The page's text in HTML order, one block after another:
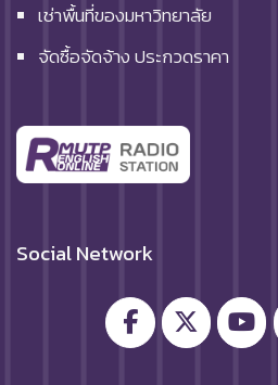
เช่าพื้นที่ของมหาวิทยาลัย
จัดซื้อจัดจ้าง ประกวดราคา
Social Network